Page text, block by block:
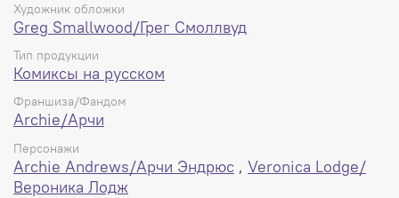
Художник обложки
Greg Smallwood/Грег Смоллвуд
Тип продукции
Комиксы на русском
Франшиза/Фандом
Archie/Арчи
Персонажи
Archie Andrews/Арчи Эндрюс , Veronica Lodge/
Вероника Лодж